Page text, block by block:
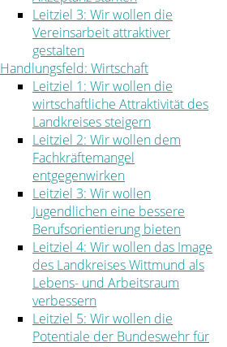
Leitziel 3: Wir wollen die
Vereinsarbeit attraktiver
gestalten
Handlungsfeld: Wirtschaft
Leitziel 1: Wir wollen die
wirtschaftliche Attraktivität des
Landkreises steigern
Leitziel 2: Wir wollen dem
Fachkräftemangel
entgegenwirken
Leitziel 3: Wir wollen
Jugendlichen eine bessere
Berufsorientierung bieten
Leitziel 4: Wir wollen das Image
des Landkreises Wittmund als
Lebens- und Arbeitsraum
verbessern
Leitziel 5: Wir wollen die
Potentiale der Bundeswehr für